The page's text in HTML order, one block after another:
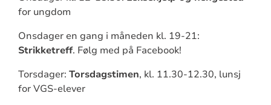
for ungdom
Onsdager en gang i måneden kl. 19-21:
Strikketreff. Følg med på Facebook!
Torsdager: Torsdagstimen, kl. 11.30-12.30, lunsj
for VGS-elever